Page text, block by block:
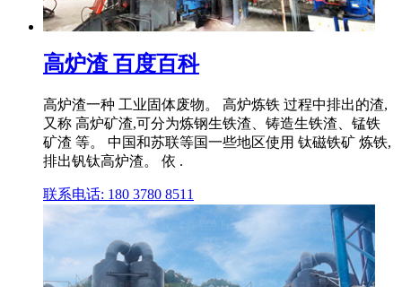
高炉渣 百度百科
高炉渣一种 工业固体废物。 高炉炼铁 过程中排出的渣,
又称 高炉矿渣,可分为炼钢生铁渣、铸造生铁渣、锰铁
矿渣 等。 中国和苏联等国一些地区使用 钛磁铁矿 炼铁,
排出钒钛高炉渣。 依 .
联系电话: 180 3780 8511